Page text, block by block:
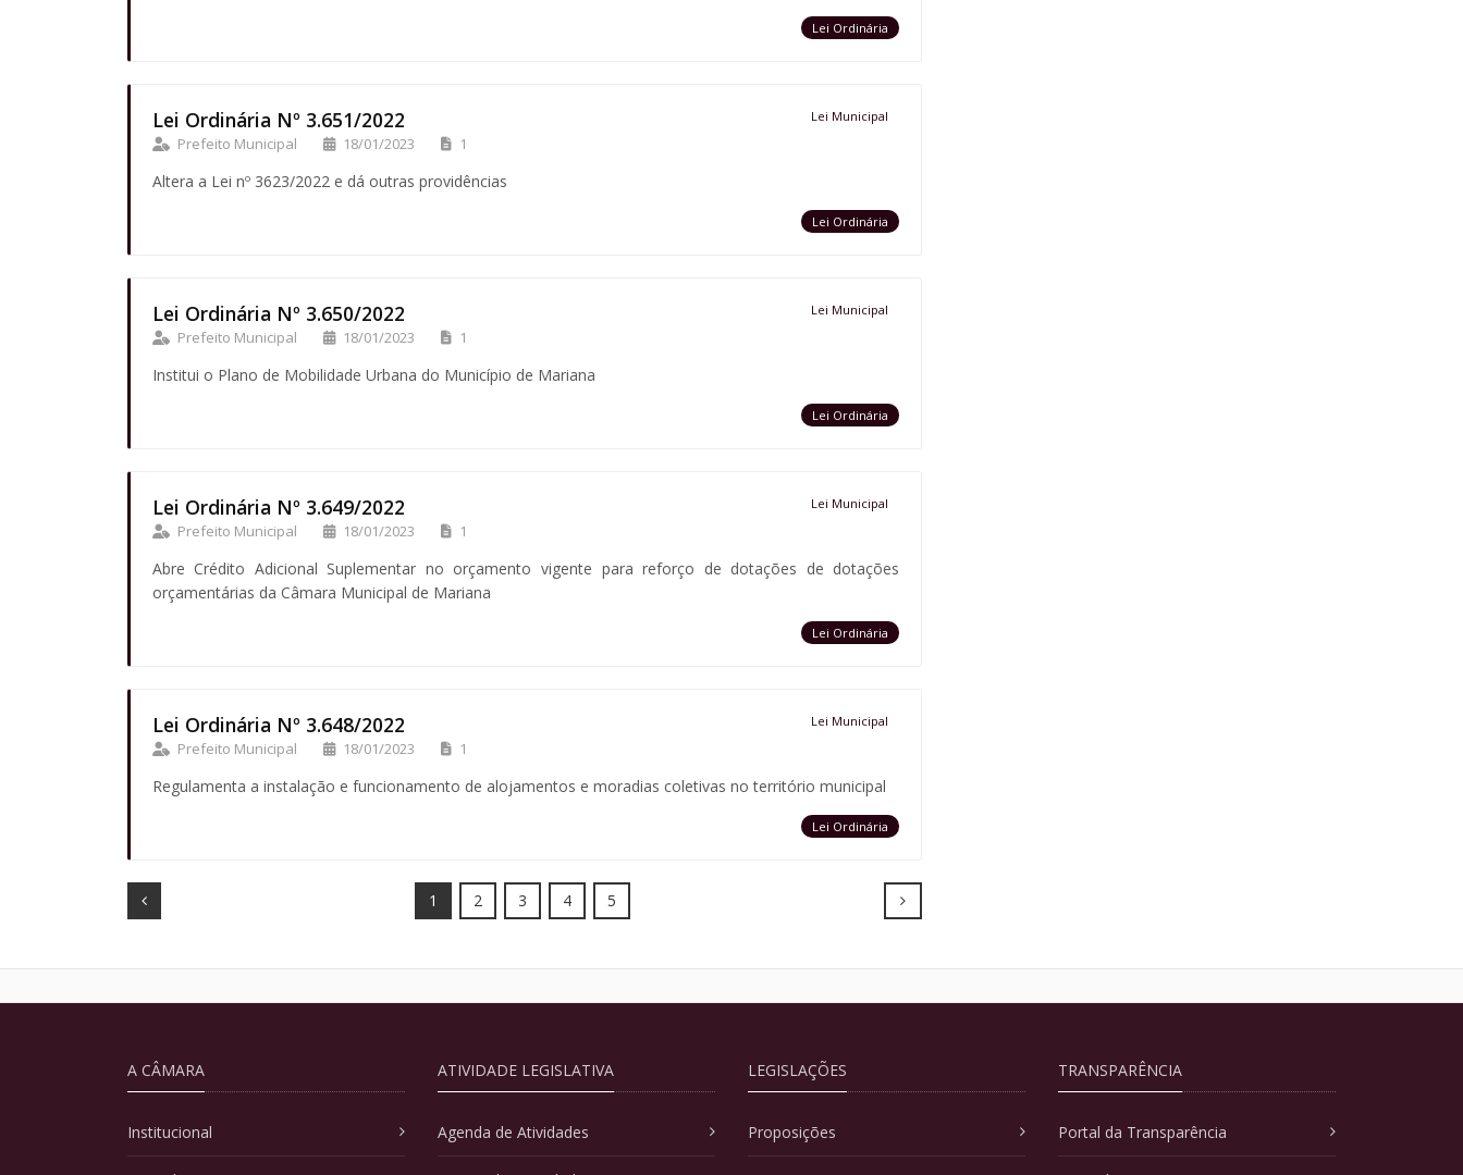
Lei Ordinária
Lei Ordinária Nº 3.651/2022 Lei Municipal
Prefeito Municipal 18/01/2023 1
Altera a Lei nº 3623/2022 e dá outras providências
Lei Ordinária
Lei Ordinária Nº 3.650/2022 Lei Municipal
Prefeito Municipal 18/01/2023 1
Institui o Plano de Mobilidade Urbana do Município de Mariana
Lei Ordinária
Lei Ordinária Nº 3.649/2022 Lei Municipal
Prefeito Municipal 18/01/2023 1
Abre Crédito Adicional Suplementar no orçamento vigente para reforço de dotações de dotações
orçamentárias da Câmara Municipal de Mariana
Lei Ordinária
Lei Ordinária Nº 3.648/2022 Lei Municipal
Prefeito Municipal 18/01/2023 1
Regulamenta a instalação e funcionamento de alojamentos e moradias coletivas no território municipal
Lei Ordinária
Prev 1 2 3 4 5 Next
A CÂMARA
Institucional
ATIVIDADE LEGISLATIVA
Agenda de Atividades
LEGISLAÇÕES
Proposições
TRANSPARÊNCIA
Portal da Transparência